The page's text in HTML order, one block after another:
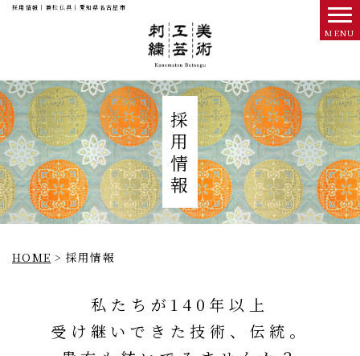
採用情報｜兼松仏具｜愛知県名古屋市
採
用
情
報
HOME > 採用情報
私たちが140年以上
受け継いできた技術、伝統。